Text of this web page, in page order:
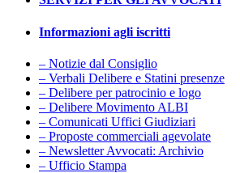
Informazioni agli iscritti
– Notizie dal Consiglio
– Verbali Delibere e Statini presenze
– Delibere per patrocinio e logo
– Delibere Movimento ALBI
– Comunicati Uffici Giudiziari
– Proposte commerciali agevolate
– Newsletter Avvocati: Archivio
– Ufficio Stampa